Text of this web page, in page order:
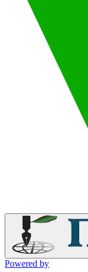
Powered by